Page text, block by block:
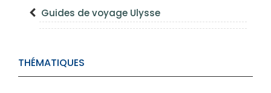
Guides de voyage Ulysse
THÉMATIQUES